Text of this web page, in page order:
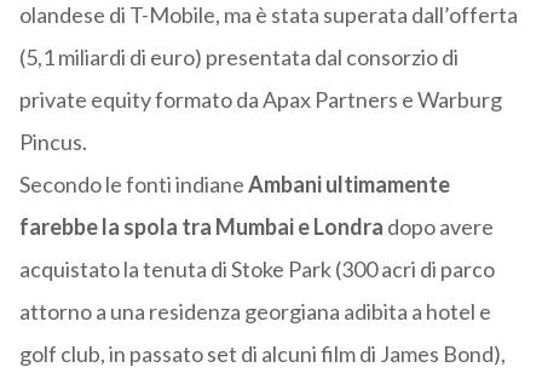
olandese di T-Mobile, ma è stata superata dall’offerta
(5,1 miliardi di euro) presentata dal consorzio di
private equity formato da Apax Partners e Warburg
Pincus.
Secondo le fonti indianeAmbani ultimamente
farebbe la spola tra Mumbai e Londra dopo avere
acquistato la tenuta di Stoke Park (300 acri di parco
attorno a una residenza georgiana adibita a hotel e
golf club, in passato set di alcuni film di James Bond),